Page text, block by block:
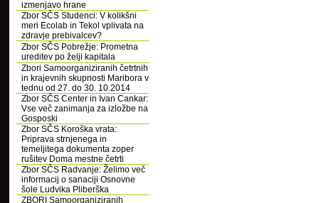
izmenjavo hrane
Zbor SČS Studenci: V kolikšni
meri Ecolab in Tekol vplivata na
zdravje prebivalcev?
Zbor SČS Pobrežje: Prometna
ureditev po želji kapitala
Zbori Samoorganiziranih četrtnih
in krajevnih skupnosti Maribora v
tednu od 27. do 30. 10.2014
Zbor SČS Center in Ivan Cankar:
Vse več zanimanja za izložbe na
Gosposki
Zbor SČS Koroška vrata:
Priprava strnjenega in
temeljitega dokumenta zoper
rušitev Doma mestne četrti
Zbor SČS Radvanje: Želimo več
informacij o sanaciji Osnovne
šole Ludvika Pliberška
ZBORI Samoorganiziranih